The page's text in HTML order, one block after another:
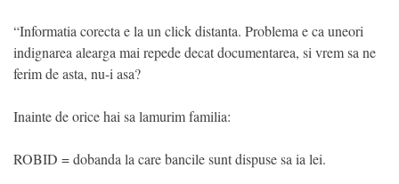
“Informatia corecta e la un click distanta. Problema e ca uneori
indignarea alearga mai repede decat documentarea, si vrem sa ne
ferim de asta, nu-i asa?
Inainte de orice hai sa lamurim familia:
ROBID = dobanda la care bancile sunt dispuse sa ia lei.